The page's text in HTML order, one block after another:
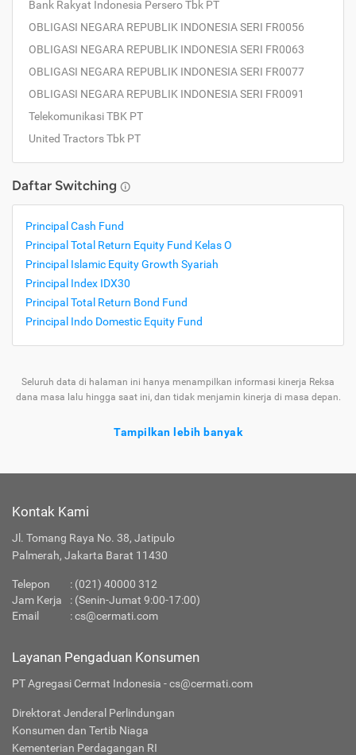
Bank Rakyat Indonesia Persero Tbk PT
OBLIGASI NEGARA REPUBLIK INDONESIA SERI FR0056
OBLIGASI NEGARA REPUBLIK INDONESIA SERI FR0063
OBLIGASI NEGARA REPUBLIK INDONESIA SERI FR0077
OBLIGASI NEGARA REPUBLIK INDONESIA SERI FR0091
Telekomunikasi TBK PT
United Tractors Tbk PT
Daftar Switching
Principal Cash Fund
Principal Total Return Equity Fund Kelas O
Principal Islamic Equity Growth Syariah
Principal Index IDX30
Principal Total Return Bond Fund
Principal Indo Domestic Equity Fund
Seluruh data di halaman ini hanya menampilkan informasi kinerja Reksa
dana masa lalu hingga saat ini, dan tidak menjamin kinerja di masa depan.
Tampilkan lebih banyak
Ragam
Jenis
Reksa
Dana
Apakah Layanan Reksa Dana di Cermati Aman?
Produk Investasi Lainnya
Kontak Kami
Jl. Tomang Raya No. 38, Jatipulo
Palmerah, Jakarta Barat 11430
Telepon : (021) 40000 312
Jam Kerja
: (Senin-Jumat 9:00-17:00)
Email
:cs@cermati.com
Layanan Pengaduan Konsumen
PT Agregasi Cermat Indonesia - cs@cermati.com
Direktorat Jenderal Perlindungan
Konsumen dan Tertib Niaga
Kementerian Perdagangan RI